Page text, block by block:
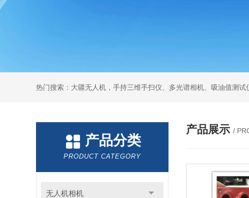
热门搜索：大疆无人机，手持三维手扫仪、多光谱相机、吸油值测
产品分类
PRODUCT CATEGORY
无人机相机
产品展示 /